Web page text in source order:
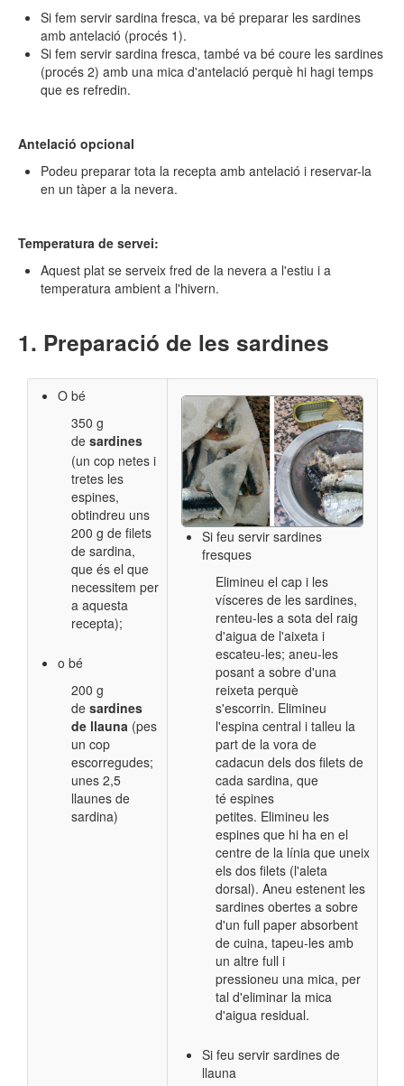
Si fem servir sardina fresca, va bé preparar les sardines
amb antelació (procés 1).
Si fem servir sardina fresca, també va bé coure les sardines
(procés 2) amb una mica d'antelació perquè hi hagi temps
que es refredin.
Antelació opcional
Podeu preparar tota la recepta amb antelació i reservar-la
en un tàper a la nevera.
Temperatura de servei:
Aquest plat se serveix fred de la nevera a l'estiu i a
temperatura ambient a l'hivern.
​ Preparació de les sardines
O bé
350 g
de sardines
(un cop netes i
tretes les
espines,
obtindreu uns
200 g de filets
de sardina,
que és el que
necessitem per
a aquesta
recepta);
o bé
200 g
de sardines
de llauna (pes
un cop
escorregudes;
unes 2,5
llaunes de
sardina)
Si feu servir sardines
fresques
Elimineu el cap i les
vísceres de les sardines,
renteu-les a sota del raig
d'aigua de l'aixeta i
escateu-les; aneu-les
posant a sobre d'una
reixeta perquè
s'escorrin. Elimineu
l'espina central i talleu la
part de la vora de
cadacun dels dos filets de
cada sardina, que
té espines
petites. Elimineu les
espines que hi ha en el
centre de la línia que uneix
els dos filets (l'aleta
dorsal). Aneu estenent les
sardines obertes a sobre
d'un full paper absorbent
de cuina, tapeu-les amb
un altre full i
pressioneu una mica, per
tal d'eliminar la mica
d'aigua residual.
Si feu servir sardines de
llauna